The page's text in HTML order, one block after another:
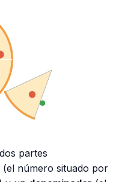
partes
(el número situado por